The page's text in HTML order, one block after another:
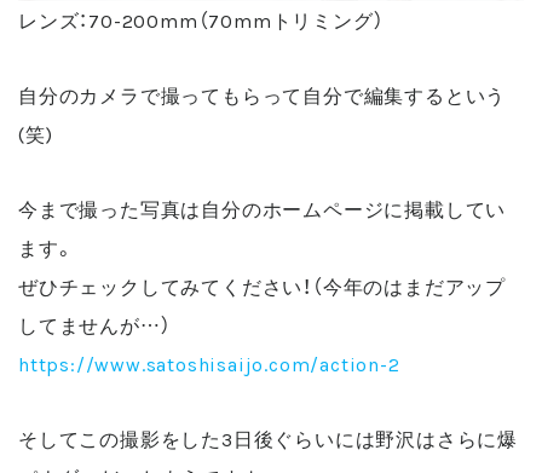
レンズ：70-200mm（70mmトリミング）
自分のカメラで撮ってもらって自分で編集するという
(笑)
今まで撮った写真は自分のホームページに掲載してい
ます。
ぜひチェックしてみてください！（今年のはまだアップ
してませんが…）
https://www.satoshisaijo.com/action-2
そしてこの撮影をした3日後ぐらいには野沢はさらに爆